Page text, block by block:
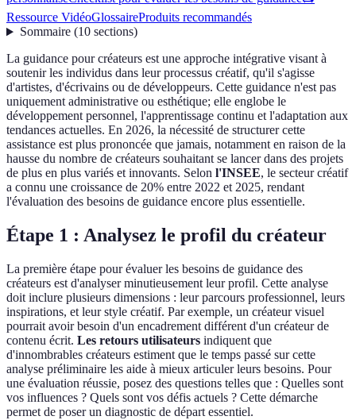
Ressource VidéoGlossaireProduits recommandés
Sommaire(10 sections)
La guidance pour créateurs est une approche intégrative visant à
soutenir les individus dans leur processus créatif, qu'il s'agisse
d'artistes, d'écrivains ou de développeurs. Cette guidance n'est pas
uniquement administrative ou esthétique; elle englobe le
développement personnel, l'apprentissage continu et l'adaptation aux
tendances actuelles. En 2026, la nécessité de structurer cette
assistance est plus prononcée que jamais, notamment en raison de la
hausse du nombre de créateurs souhaitant se lancer dans des projets
de plus en plus variés et innovants. Selon l'INSEE, le secteur créatif
a connu une croissance de 20% entre 2022 et 2025, rendant
l'évaluation des besoins de guidance encore plus essentielle.
Étape 1 : Analysez le profil du créateur
La première étape pour évaluer les besoins de guidance des
créateurs est d'analyser minutieusement leur profil. Cette analyse
doit inclure plusieurs dimensions : leur parcours professionnel, leurs
inspirations, et leur style créatif. Par exemple, un créateur visuel
pourrait avoir besoin d'un encadrement différent d'un créateur de
contenu écrit. Les retours utilisateurs indiquent que
d'innombrables créateurs estiment que le temps passé sur cette
analyse préliminaire les aide à mieux articuler leurs besoins. Pour
une évaluation réussie, posez des questions telles que : Quelles sont
vos influences ? Quels sont vos défis actuels ? Cette démarche
permet de poser un diagnostic de départ essentiel.